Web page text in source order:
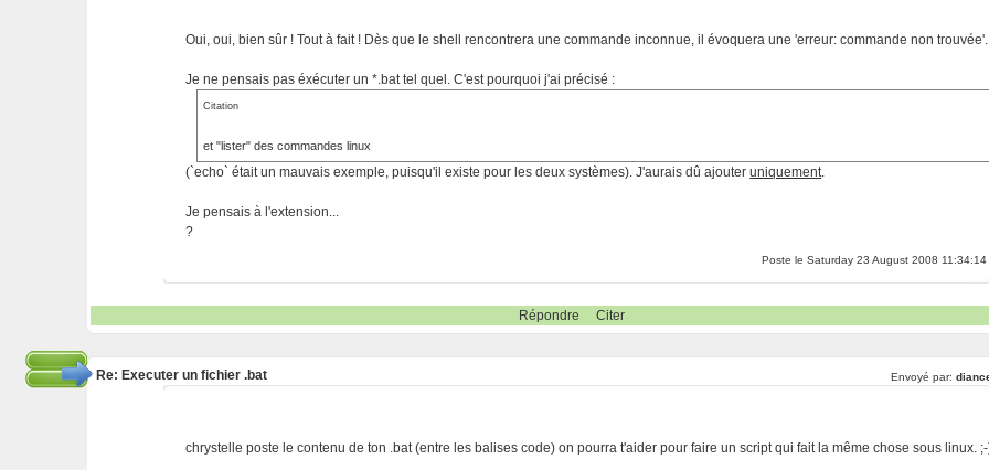
Oui, oui, bien sûr ! Tout à fait ! Dès que le shell rencontrera une commande inconnue, il évoquera une 'erreur: commande non trouvée'.
Je ne pensais pas éxécuter un *.bat tel quel. C'est pourquoi j'ai précisé :
Citation
et "lister" des commandes linux
(`echo` était un mauvais exemple, puisqu'il existe pour les deux systèmes). J'aurais dû ajouteruniquement.
Je pensais à l'extension...
?
Poste le Saturday 23 August 2008 11:34:14
Répondre Citer
Re: Executer un fichier .bat Envoyé par:
chrystelle poste le contenu de ton .bat (entre les balises code) on pourra t'aider pour faire un script qui fait la même chose sous linux.